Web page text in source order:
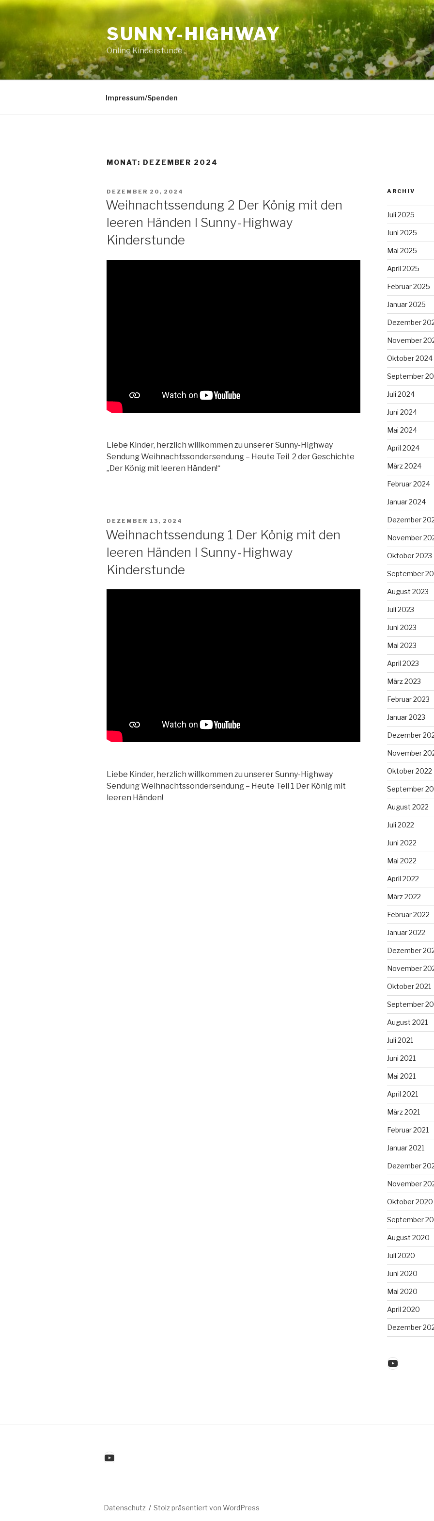
Zum
SUNNY-HIGHWAY
Online Kinderstunde
Impressum/Spenden
MONAT: DEZEMBER 2024
VERÖFFENTLICHT
DEZEMBER 20, 2024
Weihnachtssendung 2 Der König mit den
leeren Händen I Sunny-Highway
Kinderstunde
Liebe Kinder, herzlich willkommen zu unserer Sunny-Highway
Sendung Weihnachtssondersendung – Heute Teil 2 der Geschichte
„Der König mit leeren Händen!“
VERÖFFENTLICHT
DEZEMBER 13, 2024
Weihnachtssendung 1 Der König mit den
leeren Händen I Sunny-Highway
Kinderstunde
Liebe Kinder, herzlich willkommen zu unserer Sunny-Highway
Sendung Weihnachtssondersendung – Heute Teil 1 Der König mit
leeren Händen!
ARCHIV
Juli 2025
Juni 2025
Mai 2025
April 2025
Februar 2025
Januar 2025
Dezember
November
Oktober 2024
September
Juli 2024
Juni 2024
Mai 2024
April 2024
März 2024
Februar 2024
Januar 2024
Dezember
November
Oktober 2023
September
August 2023
Juli 2023
Juni 2023
Mai 2023
April 2023
März 2023
Februar 2023
Januar 2023
Dezember
November
Oktober 2022
September
August 2022
Juli 2022
Juni 2022
Mai 2022
April 2022
März 2022
Februar 2022
Januar 2022
Dezember
November
Oktober 2021
September
August 2021
Juli 2021
Juni 2021
Mai 2021
April 2021
März 2021
Februar 2021
Januar 2021
Dezember
November
Oktober 2020
September
August 2020
Juli 2020
Juni 2020
Mai 2020
April 2020
Dezember
YouTube
YouTube
Datenschutz Stolz präsentiert von WordPress